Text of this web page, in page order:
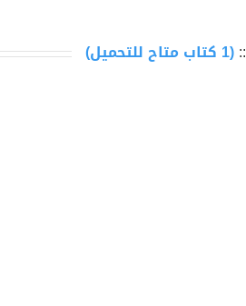
(1 كتاب متاح للتحميل)